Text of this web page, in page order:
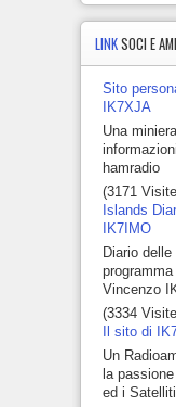
LINKSOCI E
Sito
IK7XJA
Una
hamradio
(3171
Islands
IK7IMO
Diario
Vincenzo
(3334
Il sito di
Un
la
ed i Satelliti